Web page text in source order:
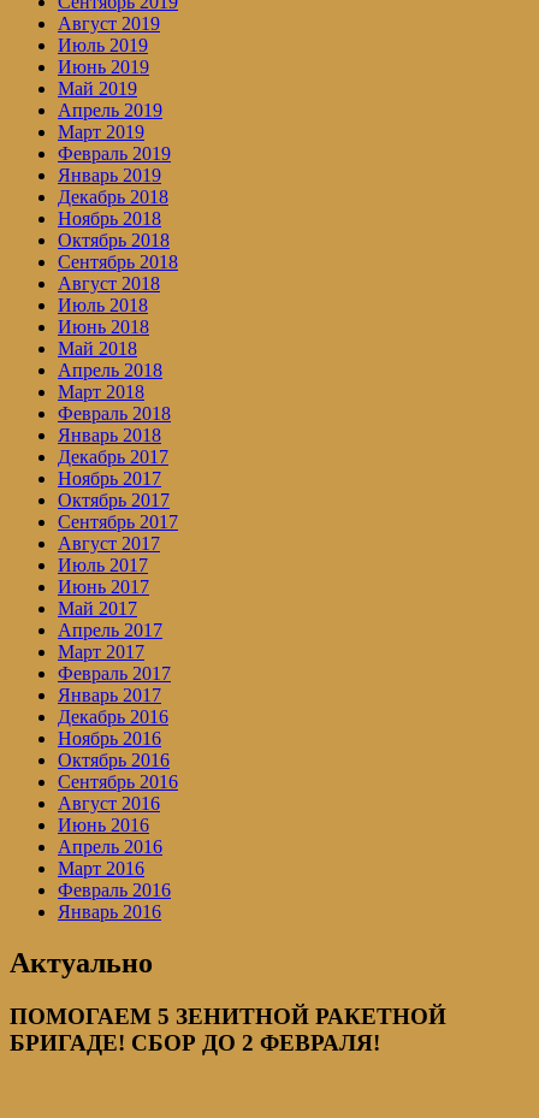
Август 2019
Июль 2019
Июнь 2019
Май 2019
Апрель 2019
Март 2019
Февраль 2019
Январь 2019
Декабрь 2018
Ноябрь 2018
Октябрь 2018
Сентябрь 2018
Август 2018
Июль 2018
Июнь 2018
Май 2018
Апрель 2018
Март 2018
Февраль 2018
Январь 2018
Декабрь 2017
Ноябрь 2017
Октябрь 2017
Сентябрь 2017
Август 2017
Июль 2017
Июнь 2017
Май 2017
Апрель 2017
Март 2017
Февраль 2017
Январь 2017
Декабрь 2016
Ноябрь 2016
Октябрь 2016
Сентябрь 2016
Август 2016
Июнь 2016
Апрель 2016
Март 2016
Февраль 2016
Январь 2016
Актуально
ПОМОГАЕМ 5 ЗЕНИТНОЙ РАКЕТНОЙ
БРИГАДЕ! СБОР ДО 2 ФЕВРАЛЯ!